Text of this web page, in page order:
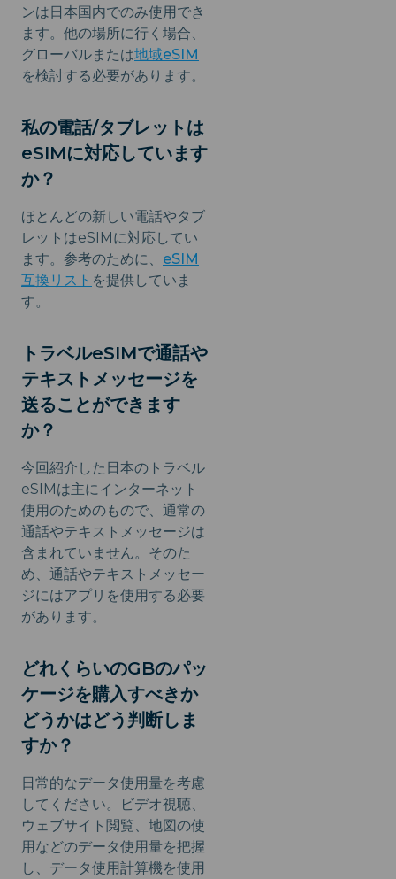
ンは日本国内でのみ使用でき
ます。他の場所に行く場合、
グローバルまたは地域eSIM
を検討する必要があります。
私の電話/タブレットは
eSIMに対応しています
か？
ほとんどの新しい電話やタブ
レットはeSIMに対応してい
ます。参考のために、 eSIM
互換リスト を提供していま
す。
トラベルeSIMで通話や
テキストメッセージを
送ることができます
か？
今回紹介した日本のトラベル
eSIMは主にインターネット
使用のためのもので、通常の
通話やテキストメッセージは
含まれていません。そのた
め、通話やテキストメッセー
ジにはアプリを使用する必要
があります。
どれくらいのGBのパッ
ケージを購入すべきか
どうかはどう判断しま
すか？
日常的なデータ使用量を考慮
してください。ビデオ視聴、
ウェブサイト閲覧、地図の使
用などのデータ使用量を把握
し、データ使用計算機を使用